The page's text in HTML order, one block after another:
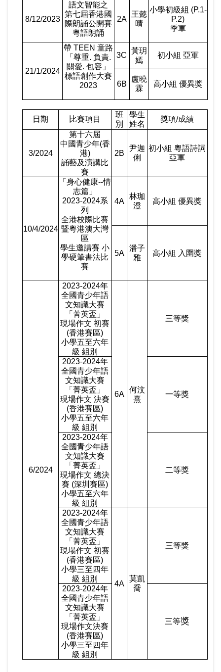
8/12/2023
語文智能之
第七屆香港國
際朗誦公開賽
粵語朗誦
2A
王懿
晴
小學初級組 (P.1-
P.2)
季軍
21/1/2024
帶TEEN 童路
「尊重. 負責.
關愛. 包容」
標語創作大賽
2023
3C
黃玥
嫣
初小組 亞軍
6B
盧曉
霖
高小組 優異獎
日期 比賽項目
班
別
學生
姓名
獎項/成績
3/2024
第十六屆
中國青少年(香
港)
誦藝及演講比
賽
2B
尹迦
俐
初小組 粵語詩詞
亞軍
10/4/2024
「身心健康--情
志篇」
2023-2024系
列
全港校際比賽
暨粵港澳大灣
區
學生邀請賽 小
學硬筆書法比
賽
4A
林珈
澄
高小組 優異獎
5A
潘子
雅
高小組 入圍獎
6/2024
2023-2024年
全國青少年語
文知識大賽
「菁英盃」
現場作文 初賽
(香港賽區)
小學五至六年
級 組別
6A
何汶
熹
三等獎
2023-2024年
全國青少年語
文知識大賽
「菁英盃」
現場作文 決賽
(香港賽區)
小學五至六年
級 組別
一等獎
2023-2024年
全國青少年語
文知識大賽
「菁英盃」
現場作文 總決
賽 (深圳賽區)
小學五至六年
級 組別
二等獎
2023-2024年
全國青少年語
文知識大賽
「菁英盃」
現場作文 初賽
(香港賽區)
小學三至四年
級 組別
4A
莫凱
喬
三等獎
2023-2024年
全國青少年語
文知識大賽
「菁英盃」
現場作文決賽
(香港賽區)
小學三至四年
級 組別
三等獎